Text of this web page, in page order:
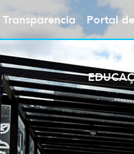
Transparencia Portal